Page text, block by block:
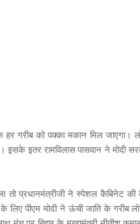
गरीब को पक्का मकान मिल जाएगा।
इसके इतर रामविलास पासवान ने मोदी
तो प्रधानमंत्रीजी ने स्पेशल कैबिनेट
के लिए पीएम मोदी ने ऊंची जाति के